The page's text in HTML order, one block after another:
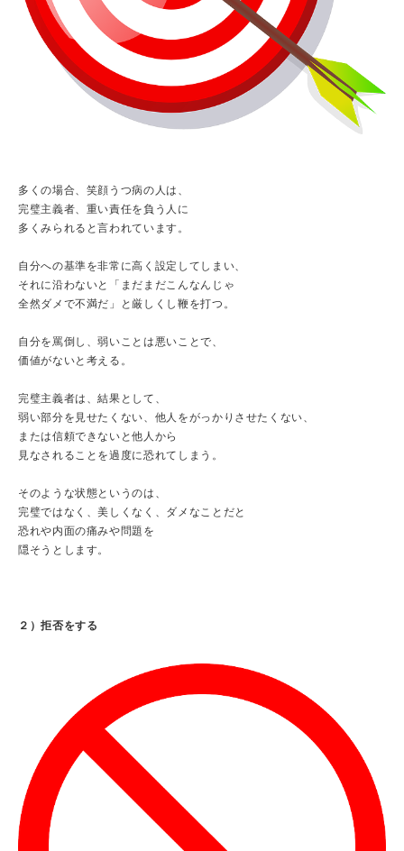
多くの場合、笑顔うつ病の人は、
完璧主義者、重い責任を負う人に
多くみられると言われています。
自分への基準を非常に高く設定してしまい、
それに沿わないと「まだまだこんなんじゃ
全然ダメで不満だ」と厳しくし鞭を打つ。
自分を罵倒し、弱いことは悪いことで、
価値がないと考える。
完璧主義者は、結果として、
弱い部分を見せたくない、他人をがっかりさせたくない、
または信頼できないと他人から
見なされることを過度に恐れてしまう。
そのような状態というのは、
完璧ではなく、美しくなく、ダメなことだと
恐れや内面の痛みや問題を
隠そうとします。
２）拒否をする